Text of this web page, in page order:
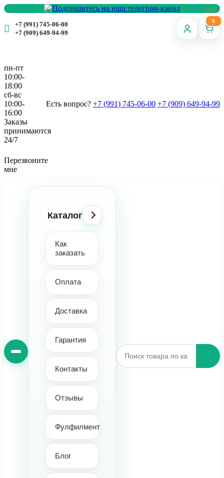
+7 (991) 745-06-00
+7 (909) 649-94-99
0
пн-пт
10:00-
18:00
сб-вс
10:00-
16:00
Заказы
принимаются
24/7
Есть вопрос? +7 (991) 745-06-00 +7 (909) 649-94-99
Перезвоните
мне
Каталог
Как
заказать
Оплата
Доставка
Гарантия
Контакты
Отзывы
Фулфилмент
Блог